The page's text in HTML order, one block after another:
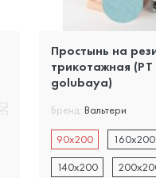
Простынь на
трикотажная (PT
golubaya)
Бренд: Вальтери
90x200 160x200
140x200